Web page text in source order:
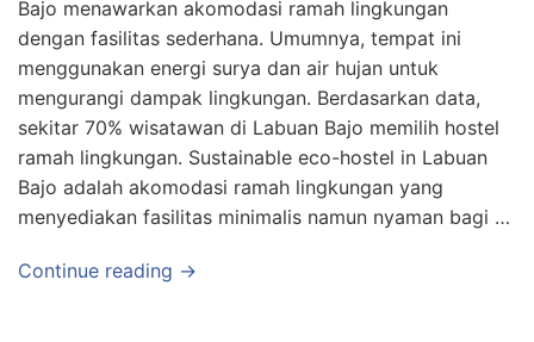
Bajo menawarkan akomodasi ramah lingkungan
dengan fasilitas sederhana. Umumnya, tempat ini
menggunakan energi surya dan air hujan untuk
mengurangi dampak lingkungan. Berdasarkan data,
sekitar 70% wisatawan di Labuan Bajo memilih hostel
ramah lingkungan. Sustainable eco-hostel in Labuan
Bajo adalah akomodasi ramah lingkungan yang
menyediakan fasilitas minimalis namun nyaman bagi …
Continue reading →